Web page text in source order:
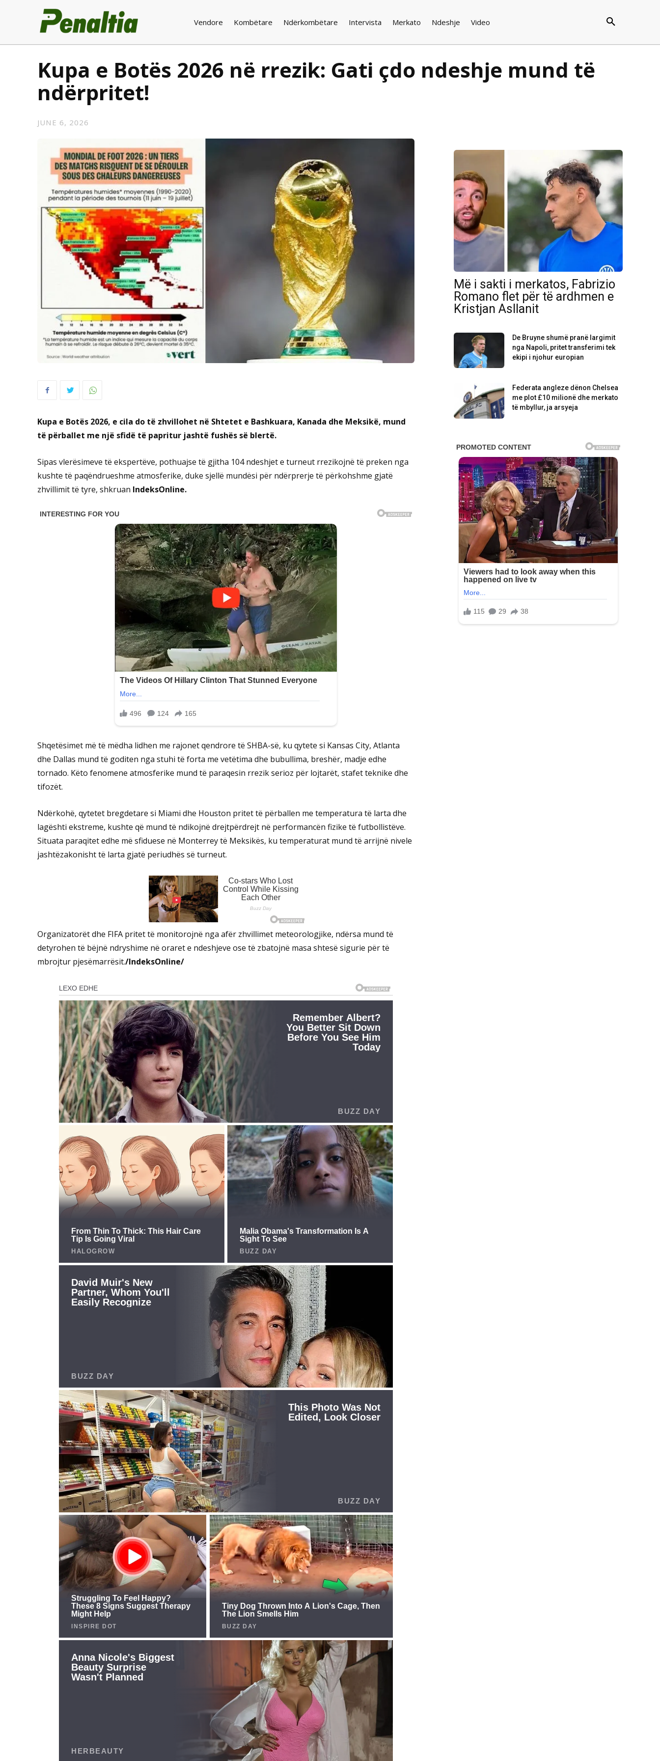
Vendore Kombëtare Ndërkombëtare Intervista Merkato Ndeshje Video
Kupa e Botës 2026 në rrezik: Gati çdo ndeshje mund të
ndërpritet!
JUNE 6, 2026
Kupa e Botës 2026, e cila do të zhvillohet në Shtetet e Bashkuara, Kanada dhe Meksikë, mund
të përballet me një sfidë të papritur jashtë fushës së blertë.
Sipas vlerësimeve të ekspertëve, pothuajse të gjitha 104 ndeshjet e turneut rrezikojnë të preken nga
kushte të paqëndrueshme atmosferike, duke sjellë mundësi për ndërprerje të përkohshme gjatë
zhvillimit të tyre, shkruan IndeksOnline.
Shqetësimet më të mëdha lidhen me rajonet qendrore të SHBA-së, ku qytete si Kansas City, Atlanta
dhe Dallas mund të goditen nga stuhi të forta me vetëtima dhe bubullima, breshër, madje edhe
tornado. Këto fenomene atmosferike mund të paraqesin rrezik serioz për lojtarët, stafet teknike dhe
tifozët.
Ndërkohë, qytetet bregdetare si Miami dhe Houston pritet të përballen me temperatura të larta dhe
lagështi ekstreme, kushte që mund të ndikojnë drejtpërdrejt në performancën fizike të futbollistëve.
Situata paraqitet edhe më sfiduese në Monterrey të Meksikës, ku temperaturat mund të arrijnë nivele
jashtëzakonisht të larta gjatë periudhës së turneut.
Organizatorët dhe FIFA pritet të monitorojnë nga afër zhvillimet meteorologjike, ndërsa mund të
detyrohen të bëjnë ndryshime në oraret e ndeshjeve ose të zbatojnë masa shtesë sigurie për të
mbrojtur pjesëmarrësit./IndeksOnline/
Më i sakti i merkatos, Fabrizio
Romano flet për të ardhmen e
Kristjan Asllanit
De Bruyne shumë pranë largimit
nga Napoli, pritet transferimi tek
ekipi i njohur europian
Federata angleze dënon Chelsea
me plot £10 milionë dhe merkato
të mbyllur, ja arsyeja